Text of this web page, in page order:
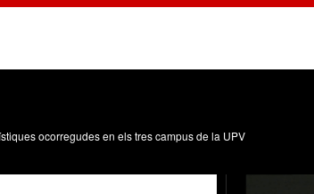
ocorregudes en els tres campus de la UPV